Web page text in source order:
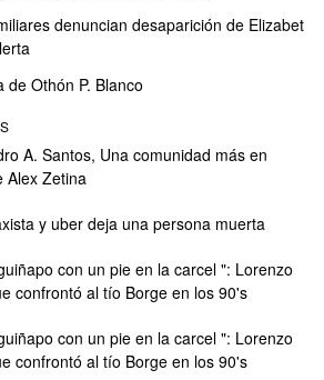
denuncian desaparición de Elizabet
Othón P. Blanco
A. Santos, Una comunidad más en
Alex Zetina
y uber deja una persona muerta
con un pie en la carcel ": Lorenzo
confrontó al tío Borge en los 90's
con un pie en la carcel ": Lorenzo
confrontó al tío Borge en los 90's